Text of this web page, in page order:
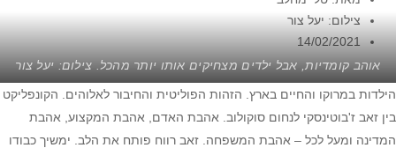
צילום: יעל צור
14/02/2021
אוהב קומדיות, אבל ילדים מצחיקים אותו יותר מהכל. צילום: יעל צור
הילדות במרוקו והחיים בארץ. הזהות הפוליטית והחיבור לאלוהים. הקונפליקט
בין זאב ז'בוטינסקי לנחום סוקולוב. אהבת האדם, אהבת המקצוע, אהבת
המדינה ומעל לכל – אהבת המשפחה. זאב רווח פותח את הלב. ימשיך כבודו